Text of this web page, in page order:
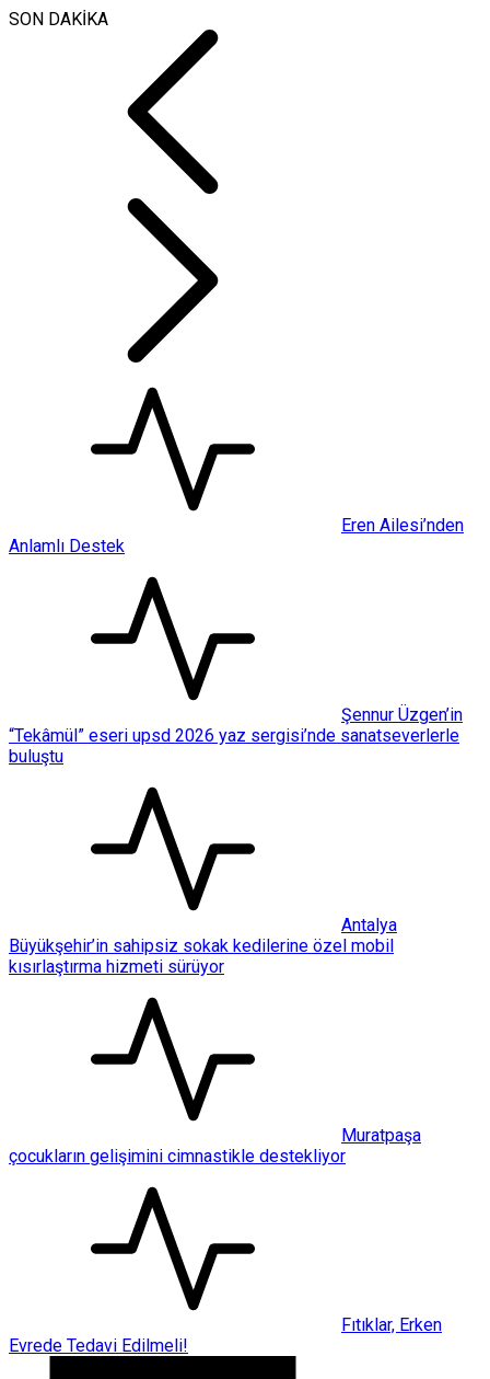
SON DAKİKA
Eren Ailesi’nden
Anlamlı Destek
Şennur Üzgen’in
“Tekâmül” eseri upsd 2026 yaz sergisi’nde sanatseverlerle
buluştu
Antalya
Büyükşehir’in sahipsiz sokak kedilerine özel mobil
kısırlaştırma hizmeti sürüyor
Muratpaşa
çocukların gelişimini cimnastikle destekliyor
Fıtıklar, Erken
Evrede Tedavi Edilmeli!